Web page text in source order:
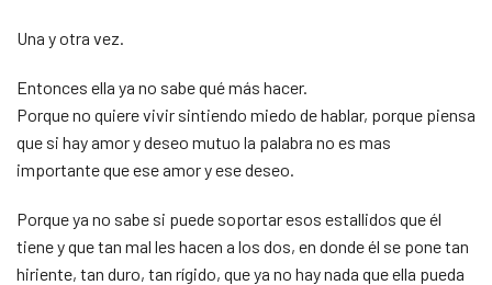
Una y otra vez.
Entonces ella ya no sabe qué más hacer.
Porque no quiere vivir sintiendo miedo de hablar, porque piensa
que si hay amor y deseo mutuo la palabra no es mas
importante que ese amor y ese deseo.
Porque ya no sabe si puede soportar esos estallidos que él
tiene y que tan mal les hacen a los dos, en donde él se pone tan
hiriente, tan duro, tan rígido, que ya no hay nada que ella pueda